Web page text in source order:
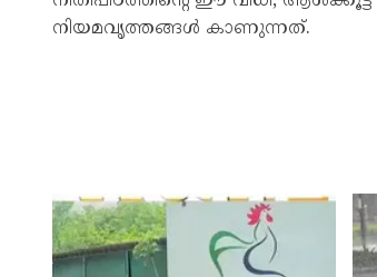
നിയമവൃത്തങ്ങൾ കാണുന്നത്.